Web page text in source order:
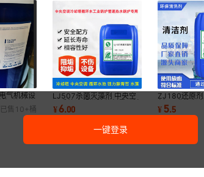
气机械设
/ 涤特纯I
已售 10+ 桶
LJ507杀菌灭藻剂 中央空
调系统冷却塔除藻剂景观池
水杀菌灭藻剂
¥6.00
ZJ180还原剂
剂RO膜纯净
水机水处理还
¥ 5.5
一键登录